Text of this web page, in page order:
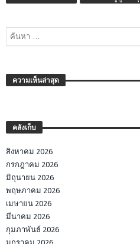
ความเห็นล่าสุด
คลังเก็บ
สิงหาคม 2026
กรกฎาคม 2026
มิถุนายน 2026
พฤษภาคม 2026
เมษายน 2026
มีนาคม 2026
กุมภาพันธ์ 2026